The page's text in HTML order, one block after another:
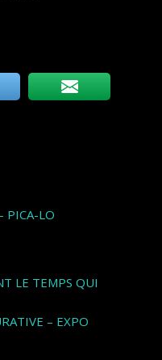
PICA-LO
LE TEMPS QUI
– EXPO